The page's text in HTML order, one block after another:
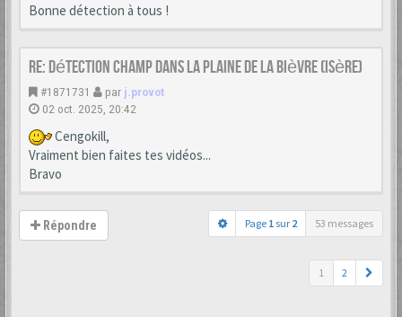
Bonne détection à tous !
Re: Détection champ dans la Plaine de la Bièvre (Isère)
#1871731 par j.provot
02 oct. 2025, 20:42
Cengokill,
Vraiment bien faites tes vidéos...
Bravo
Répondre Page 1 sur 2 53 messages
1 2